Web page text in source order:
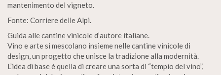
mantenimento del vigneto.
Fonte: Corriere delle Alpi.
Guida alle cantine vinicole d’autore italiane.
Vino e arte si mescolano insieme nelle cantine vinicole di
design, un progetto che unisce la tradizione alla modernità.
L’idea di base è quella di creare una sorta di “tempio del vino”,